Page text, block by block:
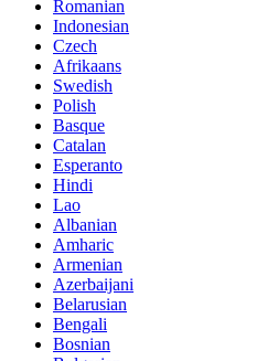
Romanian
Indonesian
Czech
Afrikaans
Swedish
Polish
Basque
Catalan
Esperanto
Hindi
Lao
Albanian
Amharic
Armenian
Azerbaijani
Belarusian
Bengali
Bosnian